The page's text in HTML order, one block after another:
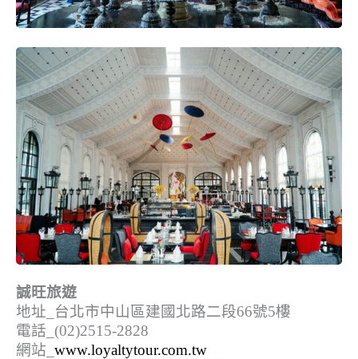
誠旺旅遊
地址_台北市中山區建國北路二段66號5樓
電話_(02)2515-2828
網站_ www.loyaltytour.com.tw